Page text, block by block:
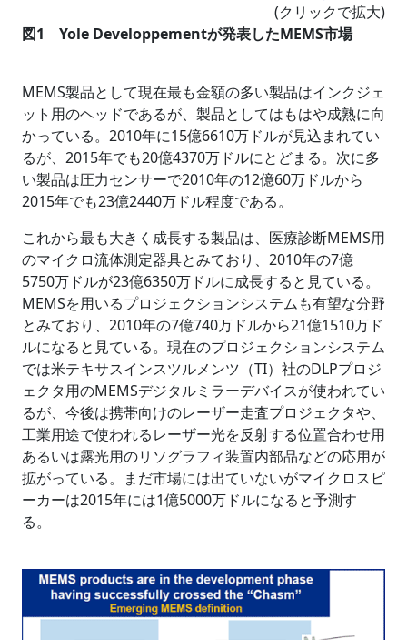
(クリックで拡大)
図1 Yole Developpementが発表したMEMS市場
MEMS製品として現在最も金額の多い製品はインクジェ
ット用のヘッドであるが、製品としてはもはや成熟に向
かっている。2010年に15億6610万ドルが見込まれてい
るが、2015年でも20億4370万ドルにとどまる。次に多
い製品は圧力センサーで2010年の12億60万ドルから
2015年でも23億2440万ドル程度である。
これから最も大きく成長する製品は、医療診断MEMS用
のマイクロ流体測定器具とみており、2010年の7億
5750万ドルが23億6350万ドルに成長すると見ている。
MEMSを用いるプロジェクションシステムも有望な分野
とみており、2010年の7億740万ドルから21億1510万ド
ルになると見ている。現在のプロジェクションシステム
では米テキサスインスツルメンツ（TI）社のDLPプロジ
ェクタ用のMEMSデジタルミラーデバイスが使われてい
るが、今後は携帯向けのレーザー走査プロジェクタや、
工業用途で使われるレーザー光を反射する位置合わせ用
あるいは露光用のリソグラフィ装置内部品などの応用が
拡がっている。まだ市場には出ていないがマイクロスピ
ーカーは2015年には1億5000万ドルになると予測す
る。